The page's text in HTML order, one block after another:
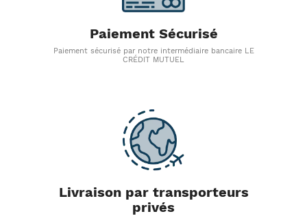
Paiement Sécurisé
Paiement sécurisé par notre intermédiaire bancaire LE
CRÉDIT MUTUEL
Livraison par transporteurs
privés